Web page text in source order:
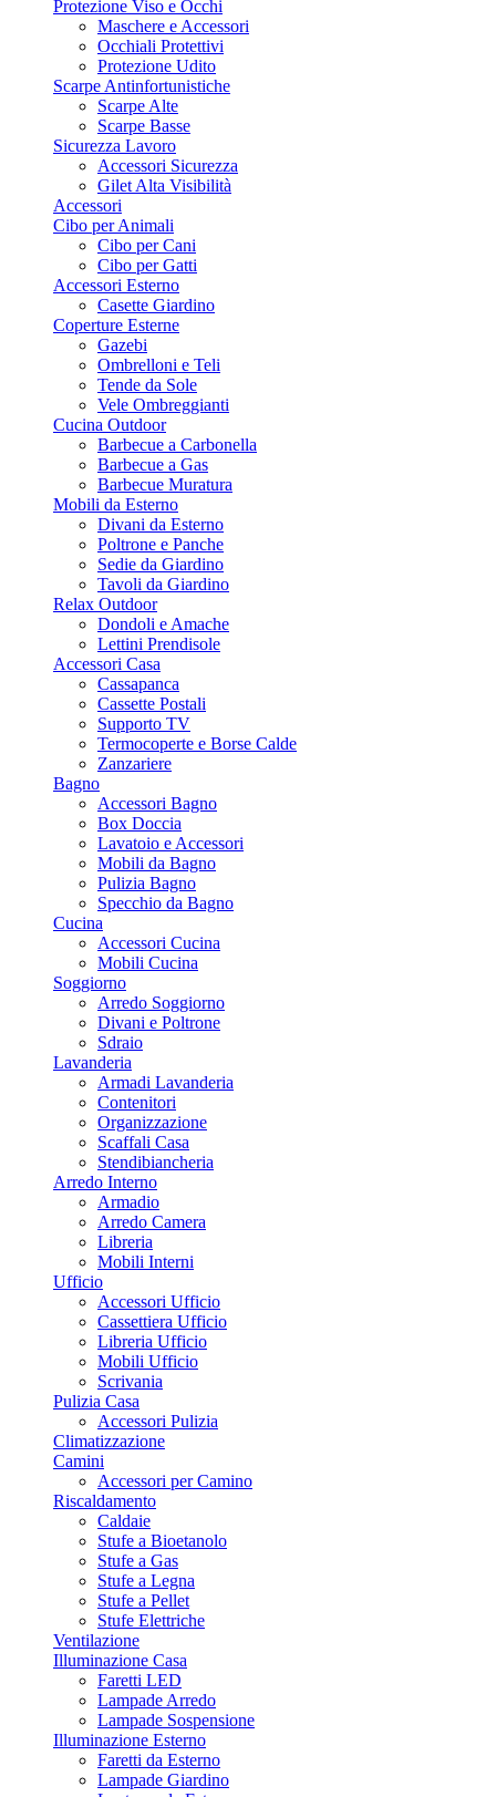
Protezione Viso e Occhi
Maschere e Accessori
Occhiali Protettivi
Protezione Udito
Scarpe Antinfortunistiche
Scarpe Alte
Scarpe Basse
Sicurezza Lavoro
Accessori Sicurezza
Gilet Alta Visibilità
Accessori
Cibo per Animali
Cibo per Cani
Cibo per Gatti
Accessori Esterno
Casette Giardino
Coperture Esterne
Gazebi
Ombrelloni e Teli
Tende da Sole
Vele Ombreggianti
Cucina Outdoor
Barbecue a Carbonella
Barbecue a Gas
Barbecue Muratura
Mobili da Esterno
Divani da Esterno
Poltrone e Panche
Sedie da Giardino
Tavoli da Giardino
Relax Outdoor
Dondoli e Amache
Lettini Prendisole
Accessori Casa
Cassapanca
Cassette Postali
Supporto TV
Termocoperte e Borse Calde
Zanzariere
Bagno
Accessori Bagno
Box Doccia
Lavatoio e Accessori
Mobili da Bagno
Pulizia Bagno
Specchio da Bagno
Cucina
Accessori Cucina
Mobili Cucina
Soggiorno
Arredo Soggiorno
Divani e Poltrone
Sdraio
Lavanderia
Armadi Lavanderia
Contenitori
Organizzazione
Scaffali Casa
Stendibiancheria
Arredo Interno
Armadio
Arredo Camera
Libreria
Mobili Interni
Ufficio
Accessori Ufficio
Cassettiera Ufficio
Libreria Ufficio
Mobili Ufficio
Scrivania
Pulizia Casa
Accessori Pulizia
Climatizzazione
Camini
Accessori per Camino
Riscaldamento
Caldaie
Stufe a Bioetanolo
Stufe a Gas
Stufe a Legna
Stufe a Pellet
Stufe Elettriche
Ventilazione
Illuminazione Casa
Faretti LED
Lampade Arredo
Lampade Sospensione
Illuminazione Esterno
Faretti da Esterno
Lampade Giardino